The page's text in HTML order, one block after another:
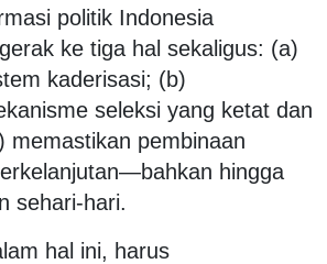
politik Indonesia
ke tiga hal sekaligus: (a)
kaderisasi; (b)
seleksi yang ketat dan
memastikan pembinaan
hingga
sehari-hari.
hal ini, harus